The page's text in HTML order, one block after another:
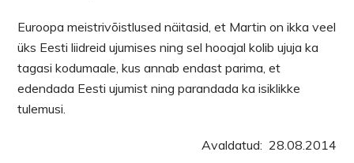
Euroopa meistrivõistlused näitasid, et Martin on ikka veel
üks Eesti liidreid ujumises ning sel hooajal kolib ujuja ka
tagasi kodumaale, kus annab endast parima, et
edendada Eesti ujumist ning parandada ka isiklikke
tulemusi.
Avaldatud: 28.08.2014